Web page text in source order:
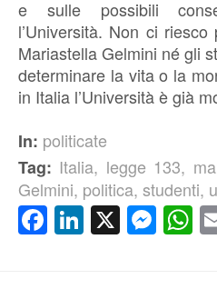
e sulle possibili
l’Università. Non ci
Mariastella Gelmini né gli
determinare la vita o la
in Italia l’Università è già
In: politicate
Tag: Italia, legge 133,
Gelmini, politica, studenti,
Facebook
LinkedIn
X